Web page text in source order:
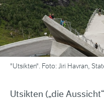
"Utsikten". Foto: Jiri Havran,
Utsikten („die